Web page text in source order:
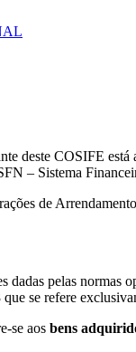
deste COSIFE
– Sistema
de
pelas
se refere
se aos bens